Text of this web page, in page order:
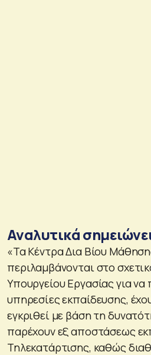
Αναλυτικά
«Τα Κέντρα Δια Βίου
περιλαμβάνονται στο
Υπουργείου Εργασίας για να
υπηρεσίες εκπαίδευσης,
εγκριθεί με βάση τη
παρέχουν εξ αποστάσεως
Τηλεκατάρτισης, καθώς